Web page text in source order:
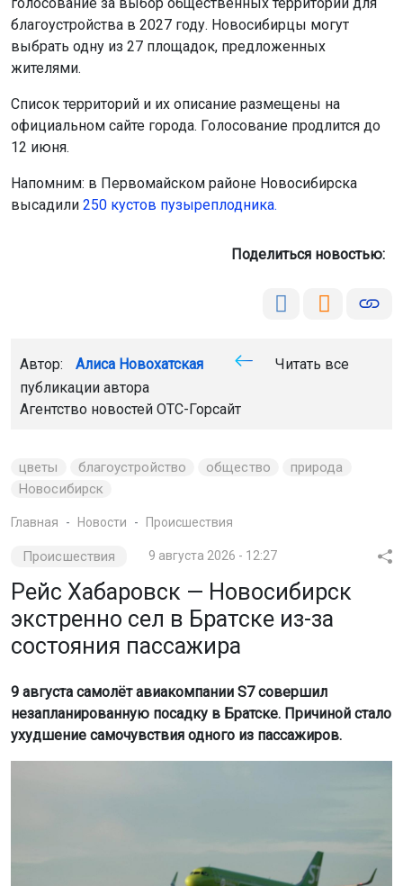
благоустройства в 2027 году. Новосибирцы могут
выбрать одну из 27 площадок, предложенных
жителями.
Список территорий и их описание размещены на
официальном сайте города. Голосование продлится до
12 июня.
Напомним: в Первомайском районе Новосибирска
высадили 250 кустов пузыреплодника.
Поделиться новостью:
Автор: Алиса Новохатская
Читать все
публикации автора
Агентство новостей ОТС-Горсайт
цветы благоустройство общество
природа
Новосибирск
Главная Новости Происшествия
Происшествия 9 августа 2026 - 12:27
Рейс Хабаровск — Новосибирск
экстренно сел в Братске из-за
состояния пассажира
9 августа самолёт авиакомпании S7 совершил
незапланированную посадку в Братске. Причиной стало
ухудшение самочувствия одного из пассажиров.